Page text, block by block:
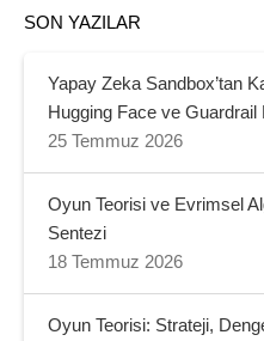
SON YAZILAR
Yapay Zeka Sandbox’tan
Hugging Face ve Guardrail
25 Temmuz 2026
Oyun Teorisi ve Evrimsel
Sentezi
18 Temmuz 2026
Oyun Teorisi: Strateji,